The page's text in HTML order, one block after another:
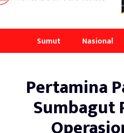
Sumut Nasional
Pertamina
Sumbagut